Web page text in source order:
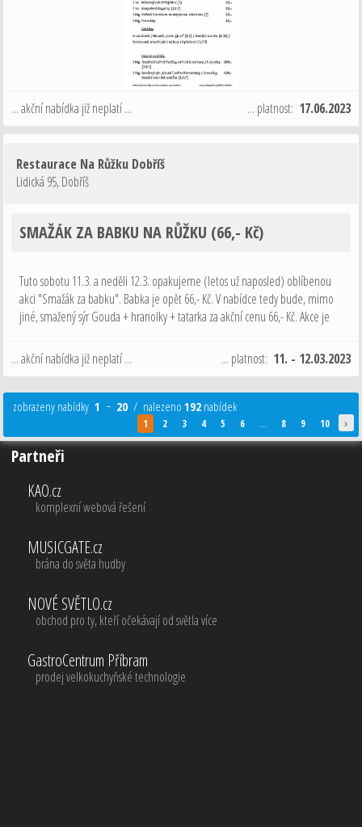
... akční nabídka již neplatí ... ... platnost: 17.06.2023
Restaurace Na Růžku Dobříš
Lidická 95,Dobříš
SMAŽÁK ZA BABKU NA RŮŽKU (66,- Kč)
Tuto sobotu 11.3. a neděli 12.3. opakujeme (letos už naposled) oblíbenou
akci "Smažák za babku". Babka je opět 66,- Kč. V nabídce tedy bude, mimo
jiné, smažený sýr Gouda + hranolky + tatarka za akční cenu 66,- Kč. Akce je
... akční nabídka již neplatí ...
... platnost: 11. - 12.03.2023
zobrazeny nabídky1 − 20 / nalezeno192 nabídek
1 2 3 4 5 6 ... 8 9 10 ›
Partneři
KAO.cz
komplexní webová řešení
MUSICGATE.cz
brána do světa hudby
NOVÉ SVĚTLO.cz
obchod pro ty, kteří očekávají od světla více
GastroCentrum Příbram
prodej velkokuchyňské technologie